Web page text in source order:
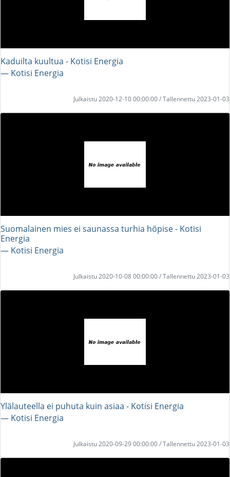
Kaduilta kuultua - Kotisi Energia
― Kotisi Energia
Julkaistu 2020-12-10 00:00:00 / Tallennettu 2023-01-03
Suomalainen mies ei saunassa turhia höpise - Kotisi
Energia
― Kotisi Energia
Julkaistu 2020-10-08 00:00:00 / Tallennettu 2023-01-03
Ylälauteella ei puhuta kuin asiaa - Kotisi Energia
― Kotisi Energia
Julkaistu 2020-09-29 00:00:00 / Tallennettu 2023-01-03